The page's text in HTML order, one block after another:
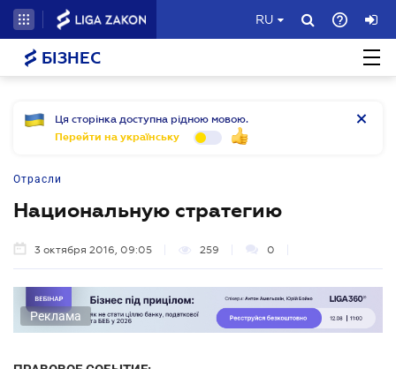
RU
БІЗНЕС
Ця сторінка доступна рідною мовою.
Перейти на українську
Отрасли
Национальную стратегию
3 октября 2016, 09:05 259 0
Реклама